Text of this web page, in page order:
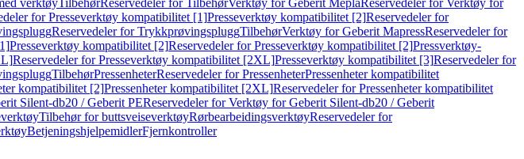
verktøyTilbehørReservedeler for TilbehørVerktøy for Geberit MeplaReservedeler for Verktøy for
for Presseverktøy kompatibilitet [1]Presseverktøy kompatibilitet [2]Reservedeler for
Reservedeler for TrykkprøvingspluggTilbehørVerktøy for Geberit MapressReservedeler for
Presseverktøy kompatibilitet [2]Reservedeler for Presseverktøy kompatibilitet [2]Pressverktøy-
Reservedeler for Presseverktøy kompatibilitet [2XL]Presseverktøy kompatibilitet [3]Reservedeler for
TilbehørPressenheterReservedeler for PressenheterPressenheter kompatibilitet
kompatibilitet [2]Pressenheter kompatibilitet [2XL]Reservedeler for Pressenheter kompatibilitet
Silent-db20 / Geberit PEReservedeler for Verktøy for Geberit Silent-db20 / Geberit
Tilbehør for buttsveiseverktøyRørbearbeidingsverktøyReservedeler for
BetjeningshjelpemidlerFjernkontroller